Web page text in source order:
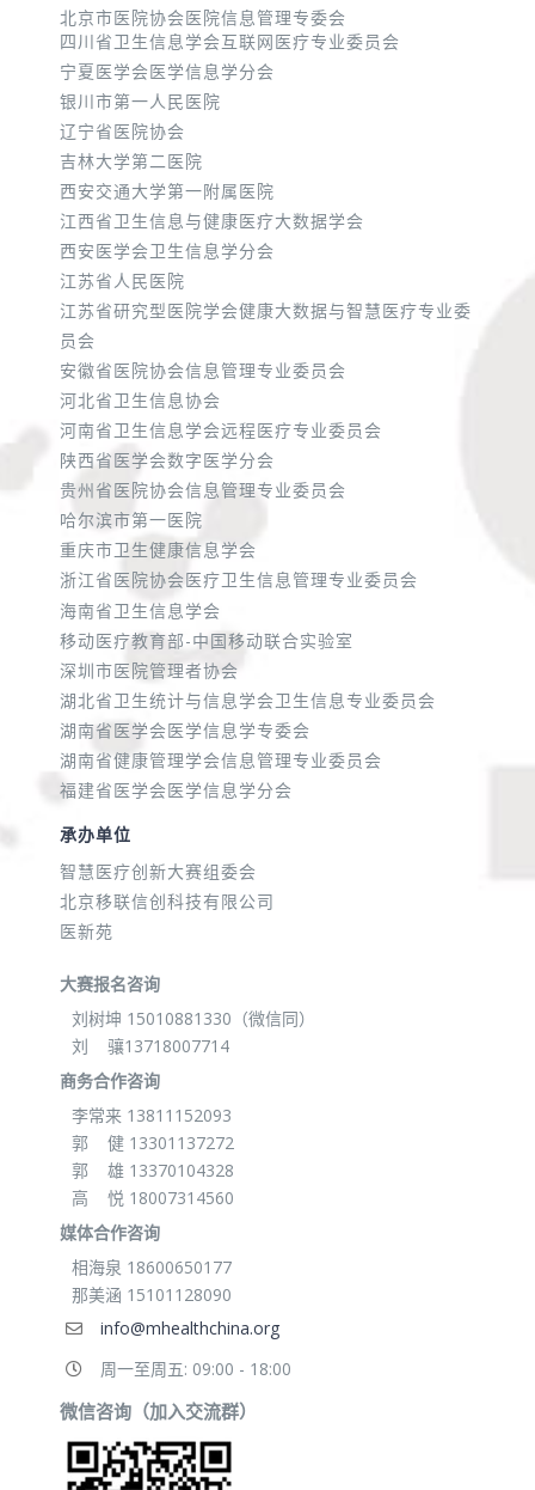
北京市医院协会医院信息管理专委会
四川省卫生信息学会互联网医疗专业委员会
宁夏医学会医学信息学分会
银川市第一人民医院
辽宁省医院协会
吉林大学第二医院
西安交通大学第一附属医院
江西省卫生信息与健康医疗大数据学会
西安医学会卫生信息学分会
江苏省人民医院
江苏省研究型医院学会健康大数据与智慧医疗专业委
员会
安徽省医院协会信息管理专业委员会
河北省卫生信息协会
河南省卫生信息学会远程医疗专业委员会
陕西省医学会数字医学分会
贵州省医院协会信息管理专业委员会
哈尔滨市第一医院
重庆市卫生健康信息学会
浙江省医院协会医疗卫生信息管理专业委员会
海南省卫生信息学会
移动医疗教育部-中国移动联合实验室
深圳市医院管理者协会
湖北省卫生统计与信息学会卫生信息专业委员会
湖南省医学会医学信息学专委会
湖南省健康管理学会信息管理专业委员会
福建省医学会医学信息学分会
承办单位
智慧医疗创新大赛组委会
北京移联信创科技有限公司
医新苑
大赛报名咨询
刘树坤 15010881330（微信同）
刘 骧13718007714
商务合作咨询
李常来 13811152093
郭 健 13301137272
郭 雄 13370104328
高 悦 18007314560
媒体合作咨询
相海泉 18600650177
那美涵 15101128090
info@mhealthchina.org
周一至周五: 09:00 - 18:00
微信咨询（加入交流群）